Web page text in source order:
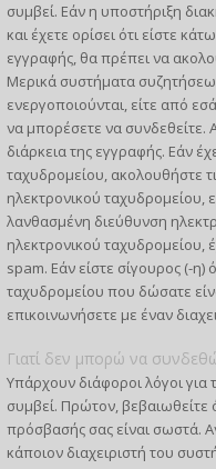
συμβεί. Εάν η υποστήριξη
και έχετε ορίσει ότι είστε
εγγραφής, θα πρέπει να
Μερικά συστήματα
ενεργοποιούνται, είτε από
να μπορέσετε να
διάρκεια της εγγραφής. Εάν
ταχυδρομείου, ακολουθήστε
ηλεκτρονικού ταχυδρομείου,
λανθασμένη διεύθυνση
ηλεκτρονικού ταχυδρομείου,
spam. Εάν είστε σίγουρος (-η)
ταχυδρομείου που δώσατε
επικοινωνήσετε με έναν
Γιατί δεν μπορώ να
Υπάρχουν διάφοροι λόγοι
συμβεί. Πρώτον, βεβαιωθείτε
πρόσβασής σας είναι σωστά.
κάποιον διαχειριστή του